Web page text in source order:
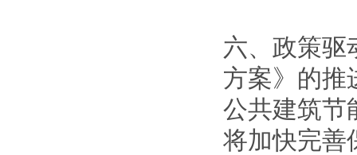
六、政策驱
方案》的推
公共建筑节
将加快完善